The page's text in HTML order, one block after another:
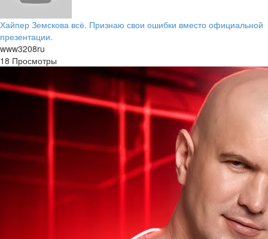
Хайпер Земскова всё. Признаю свои ошибки вместо официальной
презентации.
www3208ru
18 Просмотры